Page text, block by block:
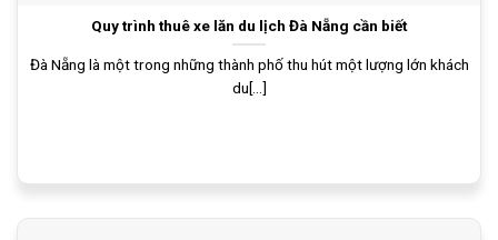
Quy trình thuê xe lăn du lịch Đà Nẵng cần biết
Đà Nẵng là một trong những thành phố thu hút một lượng lớn khách
du[...]